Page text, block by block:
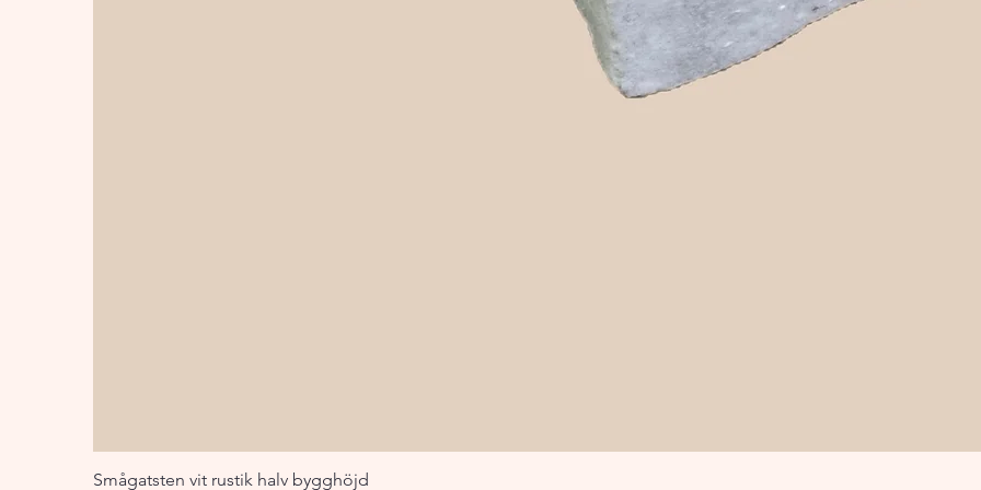
Smågatsten vit rustik halv bygghöjd